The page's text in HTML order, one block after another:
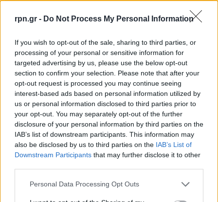
rpn.gr - Do Not Process My Personal Information
If you wish to opt-out of the sale, sharing to third parties, or
processing of your personal or sensitive information for
targeted advertising by us, please use the below opt-out
section to confirm your selection. Please note that after your
opt-out request is processed you may continue seeing
interest-based ads based on personal information utilized by
us or personal information disclosed to third parties prior to
your opt-out. You may separately opt-out of the further
disclosure of your personal information by third parties on the
IAB’s list of downstream participants. This information may
also be disclosed by us to third parties on the IAB’s List of
Downstream Participants that may further disclose it to other
Personal Data Processing Opt Outs